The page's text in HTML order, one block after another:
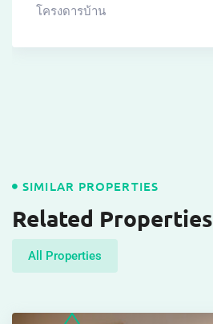
โครงดารบ้าน
SIMILAR PROPERTIES
Related Properties
All Properties